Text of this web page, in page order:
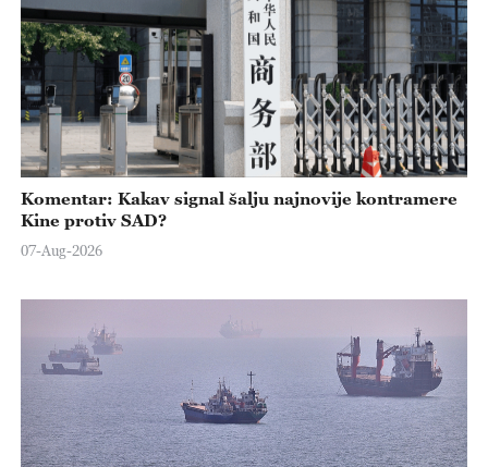
Komentar: Kakav signal šalju najnovije kontramere
Kine protiv SAD?
07-Aug-2026